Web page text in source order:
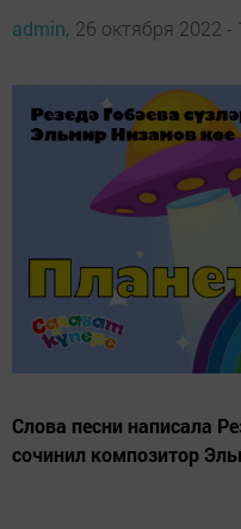
admin, 26 октября 2022 -
Слова песни написала
сочинил композитор